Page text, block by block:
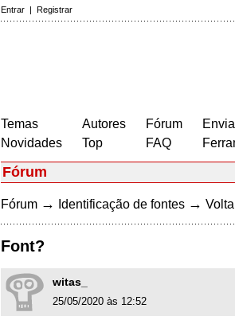
Entrar | Registrar
Temas
Novidades
Autores
Top
Fórum
FAQ
Fórum
Fórum → Identificação de fontes →
Font?
witas_
25/05/2020 às 12:52